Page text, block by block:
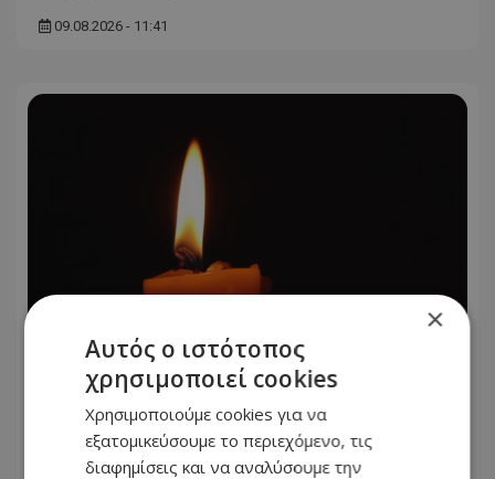
09.08.2026 - 11:41
Στη γειτονιά των αγγέλων ο Ανδρέας
Δημητρίου – Πότε θα γίνει η κηδεία –
Δείτε φωτογραφία του
×
Αυτός ο ιστότοπος
χρησιμοποιεί cookies
Χρησιμοποιούμε cookies για να
εξατομικεύσουμε το περιεχόμενο, τις
διαφημίσεις και να αναλύσουμε την